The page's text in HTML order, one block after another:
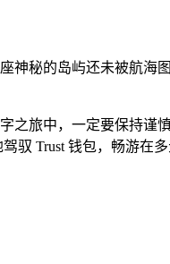
秘的岛屿还未被航海
之旅中，一定要保持谨
驭 Trust 钱包，畅游在多